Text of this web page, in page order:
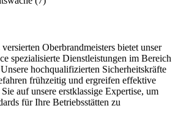
Oberbrandmeisters bietet unser
spezialisierte Dienstleistungen im Bereich
hochqualifizierten Sicherheitskräfte
frühzeitig und ergreifen effektive
auf unsere erstklassige Expertise, um
für Ihre Betriebsstätten zu